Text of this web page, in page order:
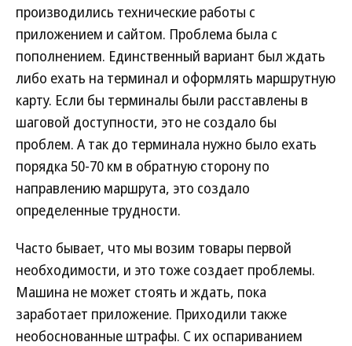
производились технические работы с
приложением и сайтом. Проблема была с
пополнением. Единственный вариант был ждать
либо ехать на терминал и оформлять маршрутную
карту. Если бы терминалы были расставлены в
шаговой доступности, это не создало бы
проблем. А так до терминала нужно было ехать
порядка 50-70 км в обратную сторону по
направлению маршрута, это создало
определенные трудности.
Часто бывает, что мы возим товары первой
необходимости, и это тоже создает проблемы.
Машина не может стоять и ждать, пока
заработает приложение. Приходили также
необоснованные штрафы. С их оспариванием